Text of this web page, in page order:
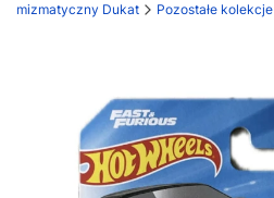
Dukat Pozostałe kolekcje